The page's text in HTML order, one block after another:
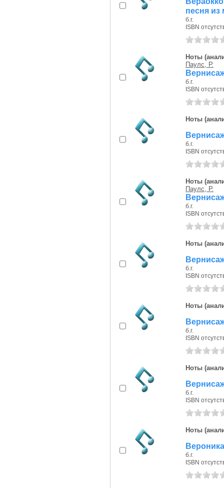
песня
б.г.
ISBN
Ноты
Паулс, Р.
б.г.
ISBN
Ноты
б.г.
ISBN
Ноты
Паулс, Р.
б.г.
ISBN
Ноты
б.г.
ISBN
Ноты
б.г.
ISBN
Ноты
б.г.
ISBN
Ноты
б.г.
ISBN